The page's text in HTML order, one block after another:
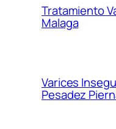
Tratamiento
Malaga
Varices
Pesadez